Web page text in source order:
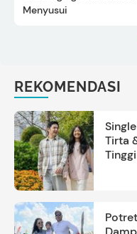
Menyusui
REKOMENDASI
Tirta